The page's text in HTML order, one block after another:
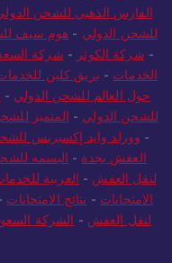
للشحن الدولي
-النسر
الفارس الذهبي للشحن
للشحن الدولي
-هوم سيف
-شركة الكوثر -شركة السعد
الخدمات- بريق كلين
حول العالم للشحن الدولي-
للشحن الدولي - المتميز
-وورلد وايد إكسبريس
العفش بجدة -البسمه
لنقل العفش-العربية
الامتحانات- نتائج الامتحانات
الشركة